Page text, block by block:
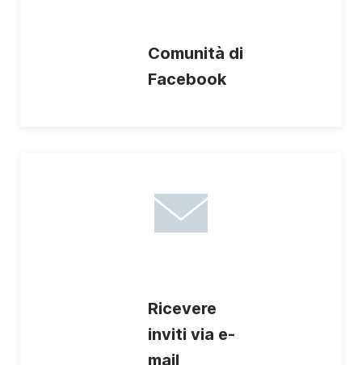
Comunità di
Facebook
Ricevere
inviti via e-
mail